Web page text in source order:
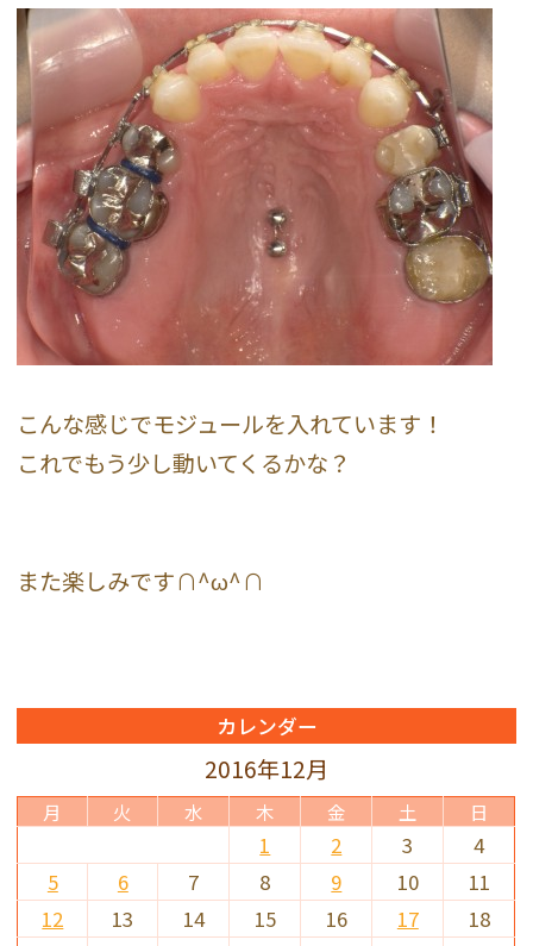
こんな感じでモジュールを入れています！
これでもう少し動いてくるかな？
また楽しみです∩^ω^∩
カレンダー
2016年12月
月 火 水 木 金 土 日
1 2 3
4
5
6 7 8 9 10
11
12
13 14 15 16 17
18